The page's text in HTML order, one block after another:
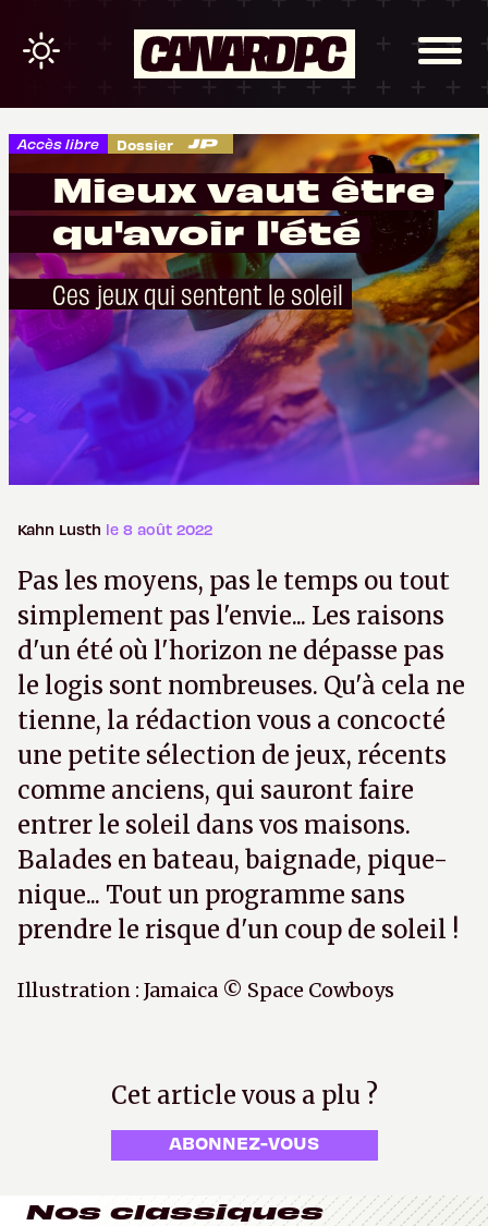
Accès libre Dossier
Mieux vaut être
qu'avoir l'été
Ces jeux qui sentent le soleil
Kahn Lusth le 8 août 2022
Pas les moyens, pas le temps ou tout
simplement pas l'envie... Les raisons
d'un été où l'horizon ne dépasse pas
le logis sont nombreuses. Qu'à cela ne
tienne, la rédaction vous a concocté
une petite sélection de jeux, récents
comme anciens, qui sauront faire
entrer le soleil dans vos maisons.
Balades en bateau, baignade, pique-
nique... Tout un programme sans
prendre le risque d'un coup de soleil !
Illustration : Jamaica © Space Cowboys
Cet article vous a plu ?
ABONNEZ-VOUS
Nos classiques